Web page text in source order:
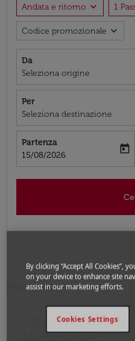
Andata e ritorno expand_more 1
Codice promozionale expand_more
Da
Seleziona origine
Per
Seleziona destinazione
Partenza
fc-booking-departure-date-
15/08/2026
today
Home Voli Voli per
Manchester
Prossimo voli da
Prova ad aggiornare il
By clicking “Accept All Cookies”,
on your device to enhance site
assist in our marketing efforts.
Cookies Settings